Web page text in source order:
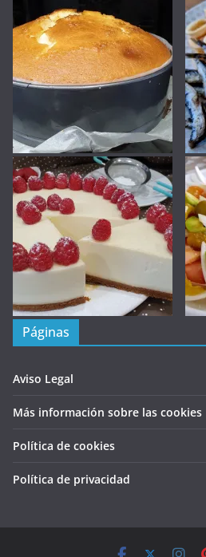
Páginas
Aviso Legal
Más información sobre las cookies
Política de cookies
Política de privacidad